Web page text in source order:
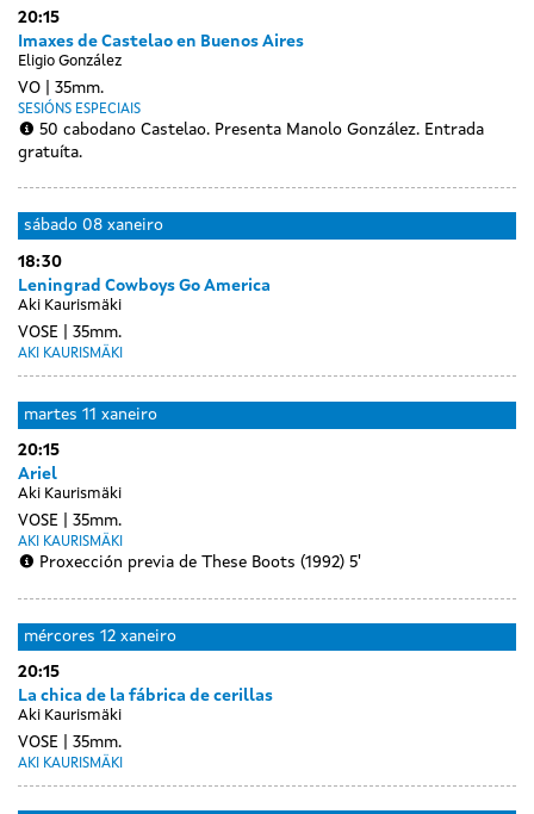
xaneiro
sessions
xaneiro
sessions
xaneiro
sessions
xaneiro
sessions
20:15
Imaxes de Castelao en Buenos Aires
Eligio González
VO 35mm.
SESIÓNS ESPECIAIS
50 cabodano Castelao. Presenta Manolo González. Entrada
gratuíta.
sábado 08 xaneiro
18:30
Leningrad Cowboys Go America
Aki Kaurismäki
VOSE 35mm.
AKI KAURISMÄKI
luns
10
xaneiro
Day
without
sessions
martes 11 xaneiro
20:15
Ariel
Aki Kaurismäki
VOSE 35mm.
AKI KAURISMÄKI
Proxección previa de These Boots (1992) 5'
mércores 12 xaneiro
20:15
La chica de la fábrica de cerillas
Aki Kaurismäki
VOSE 35mm.
AKI KAURISMÄKI